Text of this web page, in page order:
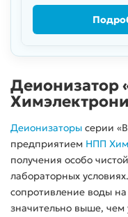
Деионизатор
Деионизаторы серии
предприятием НПП
получения особо
лабораторных
сопротивление воды
значительно выше, чем